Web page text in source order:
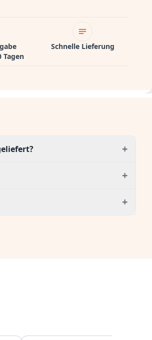
Tagen
Schnelle Lieferung
+
+
+